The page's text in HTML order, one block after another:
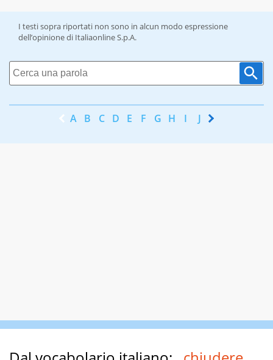
I testi sopra riportati non sono in alcun modo espressione
dell’opinione di Italiaonline S.p.A.
A B C D E F G H I J K